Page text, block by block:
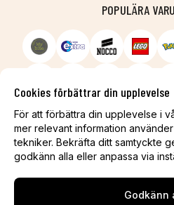
Cookies förbättrar din upplevelse
För att förbättra din upplevelse i
mer relevant information
tekniker. Bekräfta ditt samtyckte
godkänn alla eller anpassa via
Godkänn
POPULÄRA